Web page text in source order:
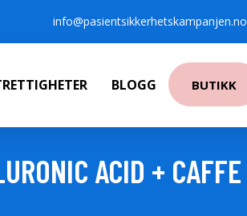
info@pasientsikkerhetskampanjen.no
BLOGG BUTIKK
ACID + CAFFE